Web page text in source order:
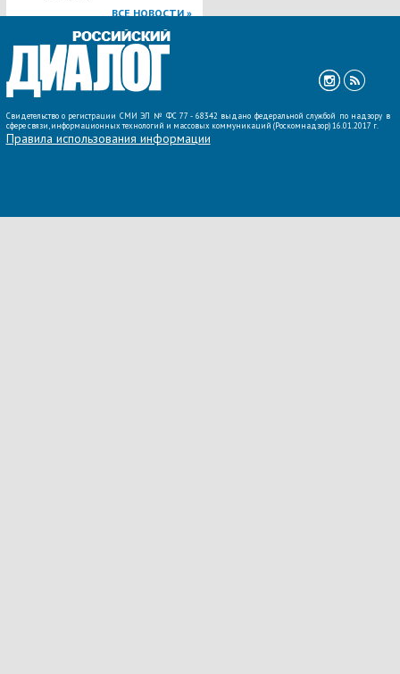
ВСЕ НОВОСТИ »
Свидетельство о регистрации СМИ ЭЛ № ФС 77 - 68342 выдано федеральной службой по надзору в
сфере связи, информационных технологий и массовых коммуникаций (Роскомнадзор) 16.01.2017 г.
Правила использования информации